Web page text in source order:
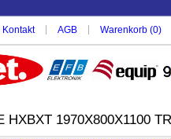
Kontakt AGB Warenkorb (0)
HXBXT 1970X800X1100